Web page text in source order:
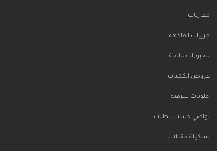
مفرزنات
مربيات الفاكهة
مخبوزات مالحة
عروض الكميات
حلويات شرقية
تواصي حسب الطلب
تشكيلة مقبلات